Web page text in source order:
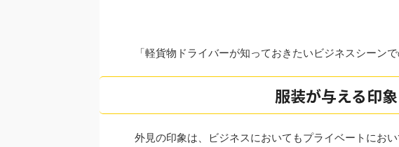
「軽貨物ドライバーが知っておきたいビジネスシーンで
服装が与える印
外見の印象は、ビジネスにおいてもプライベートにお